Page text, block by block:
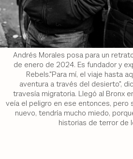
Andrés Morales posa para un
de enero de 2024. Es fundador y
Rebels."Para mí, el viaje hasta
aventura a través del desierto",
travesía migratoria. Llegó al Bronx
veía el peligro en ese entonces, pero
nuevo, tendría mucho miedo,
historias de terror de